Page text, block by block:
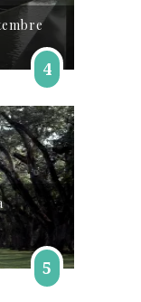
4
5